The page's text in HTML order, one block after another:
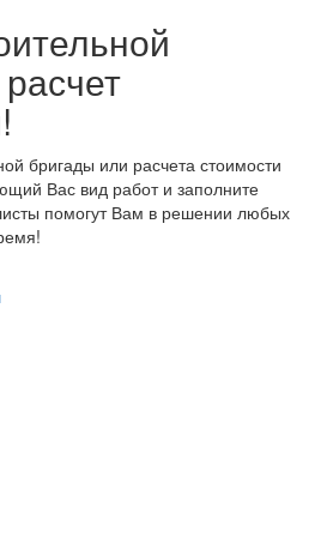
бригады или расчета стоимости
Вас вид работ и заполните
помогут Вам в решении любых